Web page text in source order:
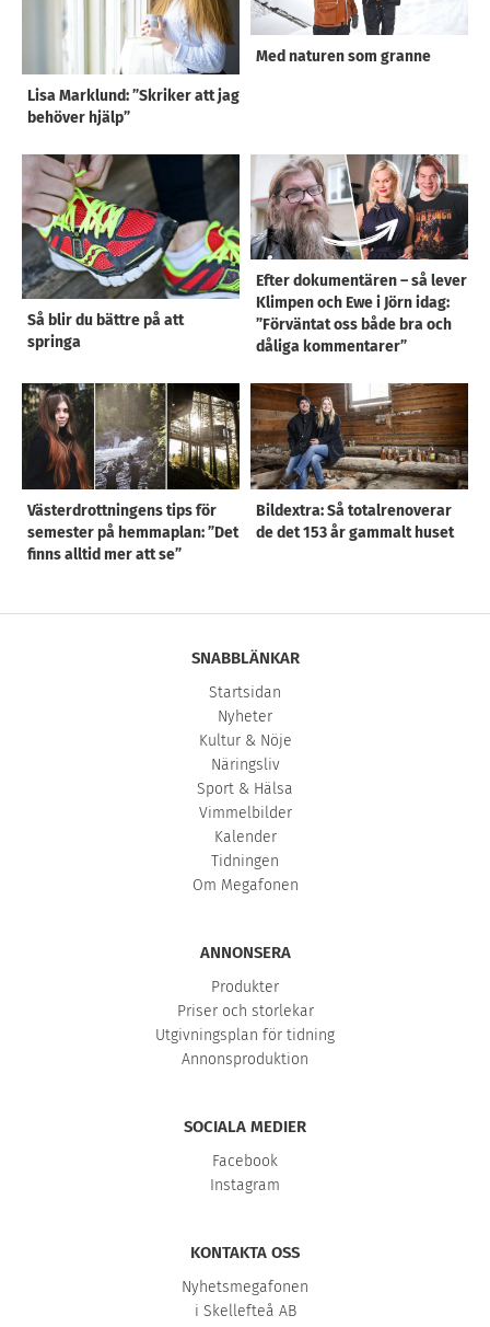
Lisa Marklund: ”Skriker att jag
behöver hjälp”
Med naturen som granne
Så blir du bättre på att
springa
Efter dokumentären – så lever
Klimpen och Ewe i Jörn idag:
”Förväntat oss både bra och
dåliga kommentarer”
Västerdrottningens tips för
semester på hemmaplan: ”Det
finns alltid mer att se”
Bildextra: Så totalrenoverar
de det 153 år gammalt huset
SNABBLÄNKAR
Startsidan
Nyheter
Kultur & Nöje
Näringsliv
Sport & Hälsa
Vimmelbilder
Kalender
Tidningen
Om Megafonen
ANNONSERA
Produkter
Priser och storlekar
Utgivningsplan för tidning
Annonsproduktion
SOCIALA MEDIER
Facebook
Instagram
KONTAKTA OSS
Nyhetsmegafonen
i Skellefteå AB